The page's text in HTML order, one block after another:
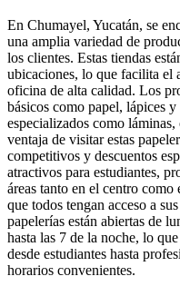
En Chumayel, Yucatán, se
una amplia variedad de
los clientes. Estas tiendas
ubicaciones, lo que facilita el
oficina de alta calidad. Los
básicos como papel, lápices
especializados como
ventaja de visitar estas
competitivos y descuentos
atractivos para estudiantes,
áreas tanto en el centro como
que todos tengan acceso a
papelerías están abiertas de
hasta las 7 de la noche, lo
desde estudiantes hasta
horarios convenientes.